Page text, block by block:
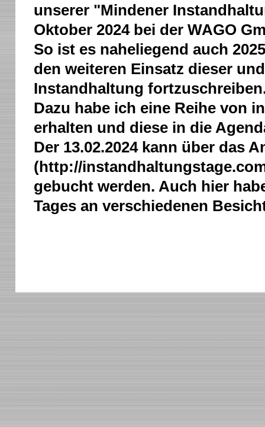
unserer "Mindener
Oktober 2024 bei der WAGO
So ist es naheliegend auch
den weiteren Einsatz dieser
Instandhaltung
Dazu habe ich eine Reihe von
erhalten und diese in die
Der 13.02.2024 kann über das
(http://
gebucht werden. Auch hier
Tages an verschiedenen